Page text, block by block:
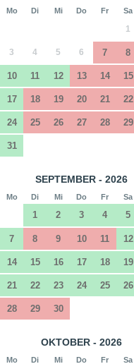
Mo Di Mi Do Fr Sa
1
3 4 5 6 7 8
10 11 12 13 14 15
17 18 19 20 21 22
24 25 26 27 28 29
31
SEPTEMBER - 2026
Mo Di Mi Do Fr Sa
1 2 3 4 5
7 8 9 10 11 12
14 15 16 17 18 19
21 22 23 24 25 26
28 29 30
OKTOBER - 2026
Mo Di Mi Do Fr Sa